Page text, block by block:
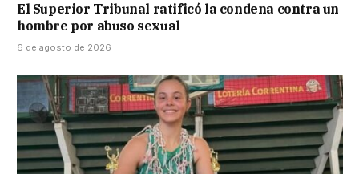
El Superior Tribunal ratificó la condena contra un
hombre por abuso sexual
6 de agosto de 2026